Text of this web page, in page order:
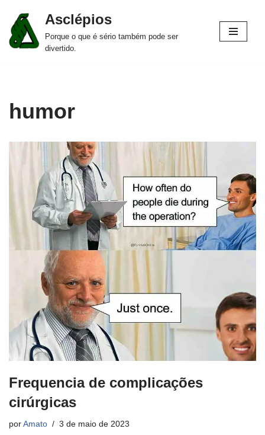
Pular
para
Asclépios
Porque o que é sério também pode ser
divertido.
humor
Frequencia de complicações
cirúrgicas
por Amato 3 de maio de 2023